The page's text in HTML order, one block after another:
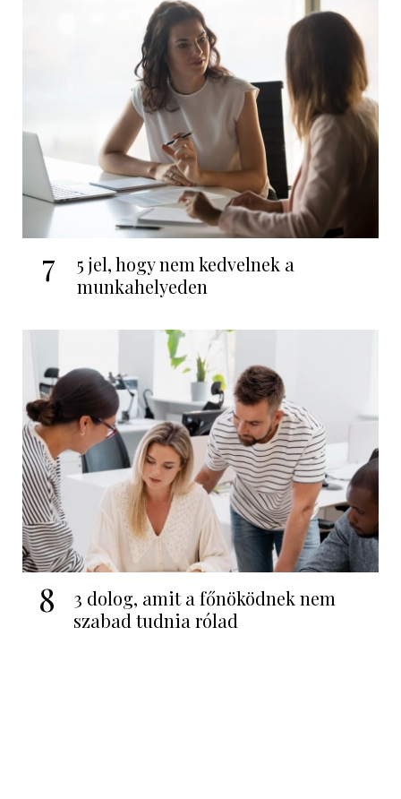
7
5 jel, hogy nem kedvelnek a
munkahelyeden
8
3 dolog, amit a főnöködnek nem
szabad tudnia rólad